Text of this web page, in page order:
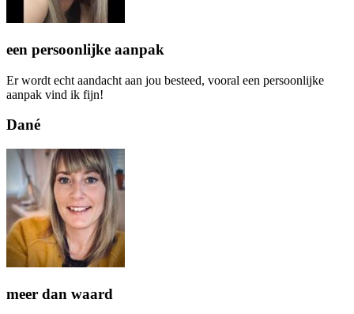
een persoonlijke aanpak
Er wordt echt aandacht aan jou besteed, vooral een persoonlijke
aanpak vind ik fijn!
Dané
meer dan waard